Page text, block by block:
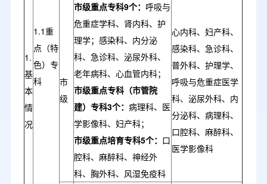
1.
基
本
情
况
1.1重
点（特
色）专
科
市
级
市级重点专科9个： 呼吸与
危重症学科、肾内科、护
理学；感染科、内分泌
科、急诊科、泌尿外科、
老年病科、心血管内科；
市级重点专科（市管院
建）专科3个：病理科、医
学影像科、妇产科；
市级重点培育专科5个： 口
腔科、麻醉科、神经外
科、胸外科、风湿免疫科
心内科、妇产科、
感染科、急诊科、
普外科、护理学、
呼吸与危重症医学
科、泌尿外科、内
分泌科、病理科、
口腔科、麻醉科、
医学影像科